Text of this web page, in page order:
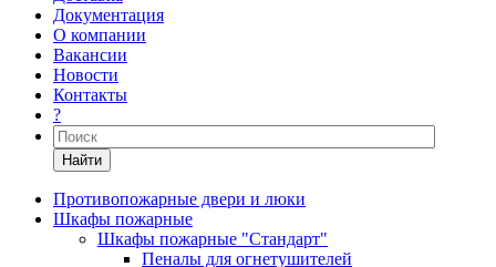
Документация
О компании
Вакансии
Новости
Контакты
?
Найти
Противопожарные двери и люки
Шкафы пожарные
Шкафы пожарные "Стандарт"
Пеналы для огнетушителей